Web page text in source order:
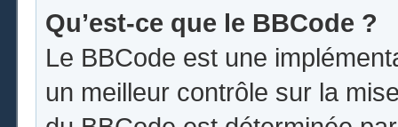
Qu’est-ce que le BBCode ?
Le BBCode est une
un meilleur contrôle sur la